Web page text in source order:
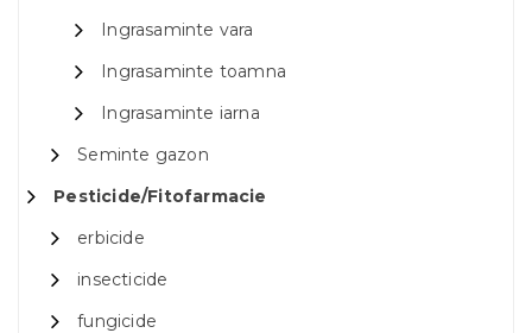
Ingrasaminte vara
Ingrasaminte toamna
Ingrasaminte iarna
Seminte gazon
Pesticide/Fitofarmacie
erbicide
insecticide
fungicide